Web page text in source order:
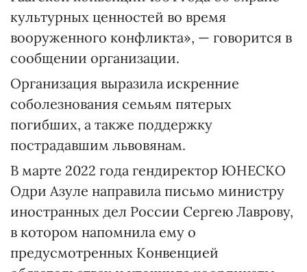
культурных ценностей во время
вооруженного конфликта», — говорится в
сообщении организации.
Организация выразила искренние
соболезнования семьям пятерых
погибших, а также поддержку
пострадавшим львовянам.
В марте 2022 года гендиректор ЮНЕСКО
Одри Азуле направила письмо министру
иностранных дел России Сергею Лаврову,
в котором напомнила ему о
предусмотренных Конвенцией